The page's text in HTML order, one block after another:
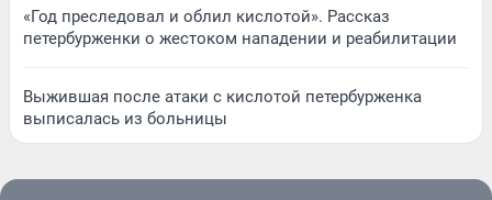
«Год преследовал и облил кислотой». Рассказ
петербурженки о жестоком нападении и реабилитации
Выжившая после атаки с кислотой петербурженка
выписалась из больницы